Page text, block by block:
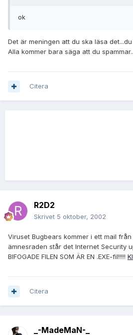
ok
Det är meningen att du ska läsa
Alla kommer bara säga att du
Citera
R2D2
Skrivet 5 oktober, 2002
Viruset Bugbears kommer i ett mail
ämnesraden står det Internet Security
BIFOGADE FILEN SOM ÄR EN .EXE-fil!!!!!
Citera
_-MadeMaN-_